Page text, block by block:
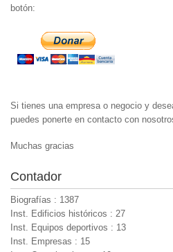
botón:
Si tienes una empresa o negocio y
puedes ponerte en contacto con
Muchas gracias
Contador
Biografías : 1387
Inst. Edificios históricos : 27
Inst. Equipos deportivos : 13
Inst. Empresas : 15